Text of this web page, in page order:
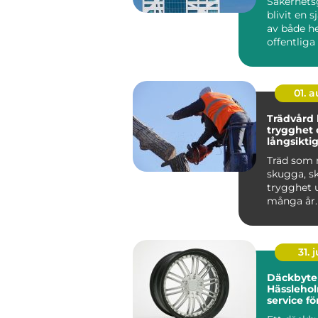
blivit en
av både
offentliga
01.
Trädvård kunskap,
trygghet
Träd som
skugga,
trygghet
många
kan ...
31.
service